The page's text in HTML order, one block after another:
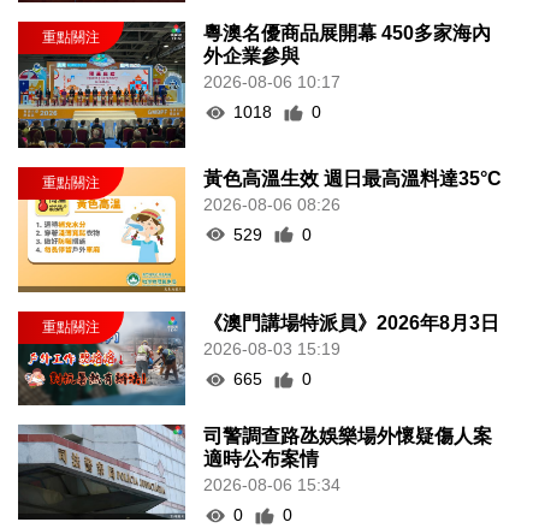
粵澳名優商品展開幕 450多家海內
外企業參與
2026-08-06 10:17
1018
0
黃色高溫生效 週日最高溫料達35°C
2026-08-06 08:26
529
0
《澳門講場特派員》2026年8月3日
2026-08-03 15:19
665
0
司警調查路氹娛樂場外懷疑傷人案
適時公布案情
2026-08-06 15:34
0
0